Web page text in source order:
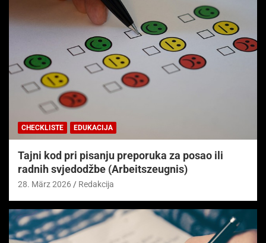
CHECKLISTE EDUKACIJA
Tajni kod pri pisanju preporuka za posao ili
radnih svjedodžbe (Arbeitszeugnis)
28. März 2026 Redakcija